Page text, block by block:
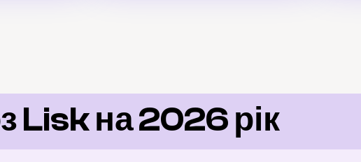
Lisk на 2026 рік